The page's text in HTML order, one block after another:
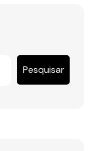
Pesquisar